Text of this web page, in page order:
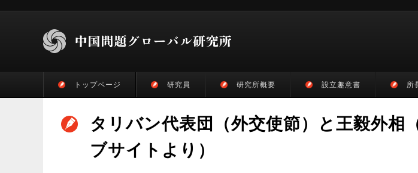
トップページ 研究員 研究所概要 設立趣意書 所
タリバン代表団（外交使節）と王毅外相
ブサイトより）